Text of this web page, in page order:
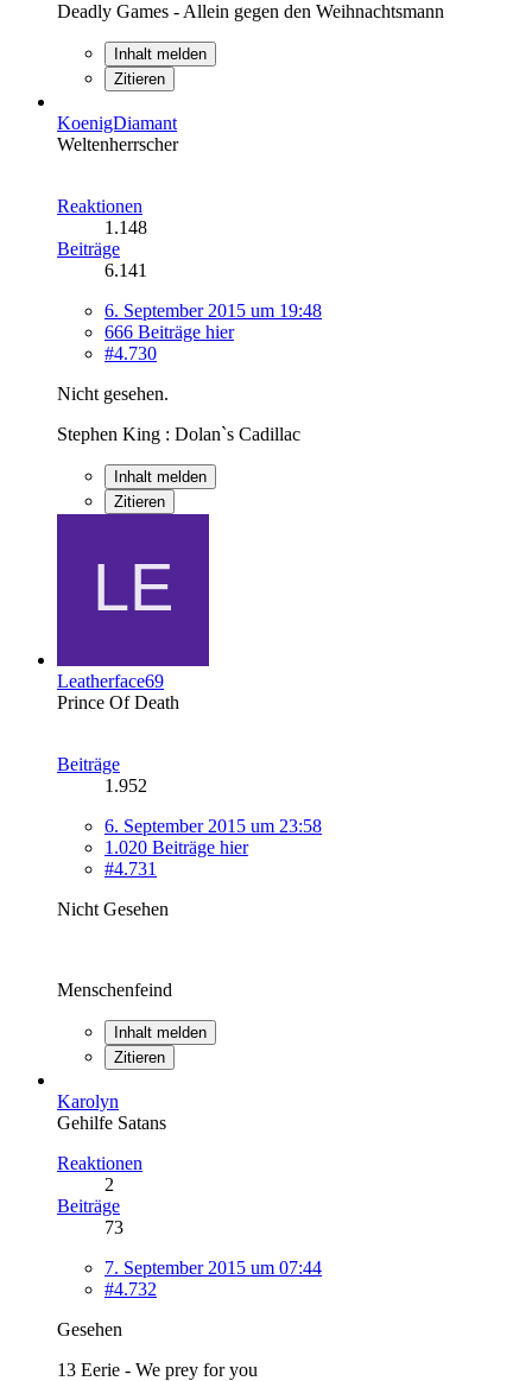
Deadly Games - Allein gegen den Weihnachtsmann
Inhalt melden
Zitieren
KoenigDiamant
Weltenherrscher
Reaktionen
1.148
Beiträge
6.141
6. September 2015 um 19:48
666 Beiträge hier
#4.730
Nicht gesehen.
Stephen King : Dolan`s Cadillac
Inhalt melden
Zitieren
Leatherface69
Prince Of Death
Beiträge
1.952
6. September 2015 um 23:58
1.020 Beiträge hier
#4.731
Nicht Gesehen
Menschenfeind
Inhalt melden
Zitieren
Karolyn
Gehilfe Satans
Reaktionen
2
Beiträge
73
7. September 2015 um 07:44
#4.732
Gesehen
13 Eerie - We prey for you